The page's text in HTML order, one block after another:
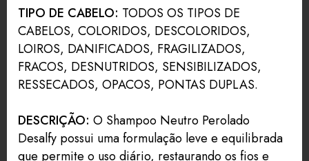
TIPO DE CABELO: TODOS OS TIPOS DE
CABELOS, COLORIDOS, DESCOLORIDOS,
LOIROS, DANIFICADOS, FRAGILIZADOS,
FRACOS, DESNUTRIDOS, SENSIBILIZADOS,
RESSECADOS, OPACOS, PONTAS DUPLAS.
DESCRIÇÃO: O Shampoo Neutro Perolado
Desalfy possui uma formulação leve e equilibrada
que permite o uso diário, restaurando os fios e